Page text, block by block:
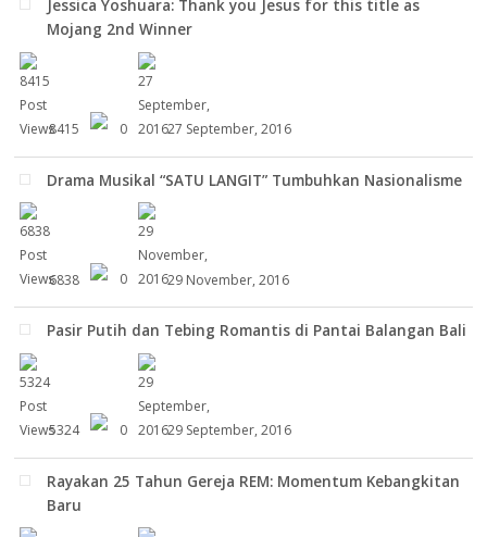
Jessica Yoshuara: Thank you Jesus for this title as
Mojang 2nd Winner
8415 0 27 September, 2016
Drama Musikal “SATU LANGIT” Tumbuhkan Nasionalisme
6838 0 29 November, 2016
Pasir Putih dan Tebing Romantis di Pantai Balangan Bali
5324 0 29 September, 2016
Rayakan 25 Tahun Gereja REM: Momentum Kebangkitan
Baru